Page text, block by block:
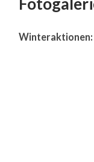
Winteraktionen: